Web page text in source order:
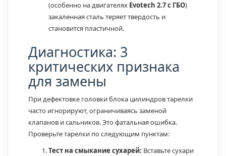
(особенно на двигателях Evotech 2.7 с ГБО)
закаленная сталь теряет твердость и
становится пластичной.
Диагностика: 3
критических признака
для замены
При дефектовке головки блока цилиндров тарелки
часто игнорируют, ограничиваясь заменой
клапанов и сальников. Это фатальная ошибка.
Проверьте тарелки по следующим пунктам:
Тест на смыкание сухарей: Вставьте сухари